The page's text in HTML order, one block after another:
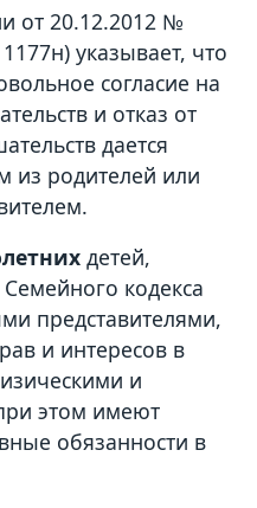
от 20.12.2012 №
указывает, что
согласие на
и отказ от
дается
из родителей или
детей,
Семейного кодекса
представителями,
и интересов в
и
этом имеют
обязанности в